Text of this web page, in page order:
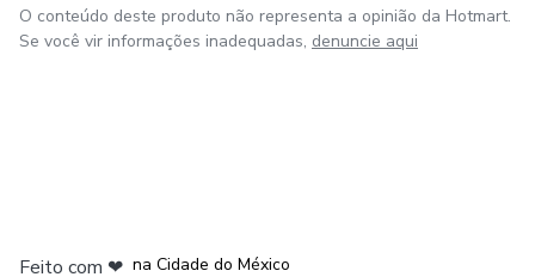
O conteúdo deste produto não representa a opinião da Hotmart.
Se você vir informações inadequadas, denuncie aqui
Feito com ❤ na Cidade do México